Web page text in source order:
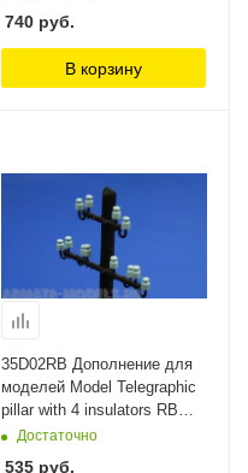
740 руб.
В корзину
35D02RB Дополнение для
моделей Model Telegraphic
pillar with 4 insulators RB
Model
Достаточно
535 руб.